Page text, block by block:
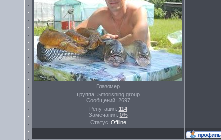
Глазомер
Группа: Smolfishing group
Сообщений: 2697
Репутация: 114
Замечания: 0%
Статус: Offline